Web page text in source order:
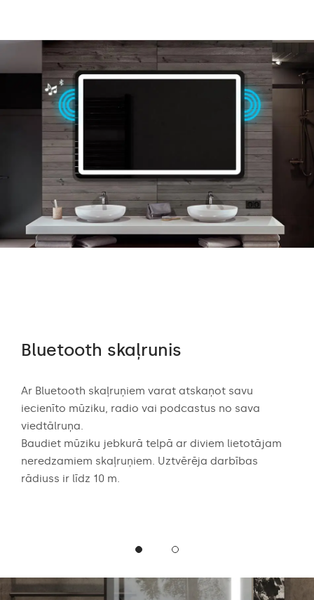
Bluetooth skaļrunis
Ar Bluetooth skaļruņiem varat atskaņot savu
iecienīto mūziku, radio vai podcastus no sava
viedtālruņa.
Baudiet mūziku jebkurā telpā ar diviem lietotājam
neredzamiem skaļruņiem. Uztvērēja darbības
rādiuss ir līdz 10 m.